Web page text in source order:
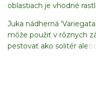
oblastiach je vhodné
Juka nádherná
môže použiť v rôznych
pestovať ako solitér